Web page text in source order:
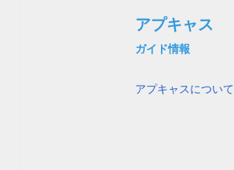
アプキャス
ガイド情報
アプキャスについて